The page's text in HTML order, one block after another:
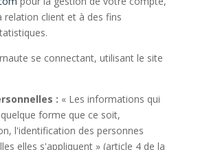
relation client et à des fins
se connectant, utilisant le site
: « Les informations qui
forme que ce soit,
l'identification des personnes
elles s'appliquent » (article 4 de la